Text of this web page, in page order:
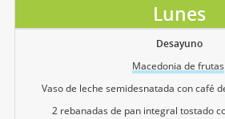
Lunes
Desayuno
Macedonia de frutas
Vaso de leche semidesnatada con café
2 rebanadas de pan integral tostado